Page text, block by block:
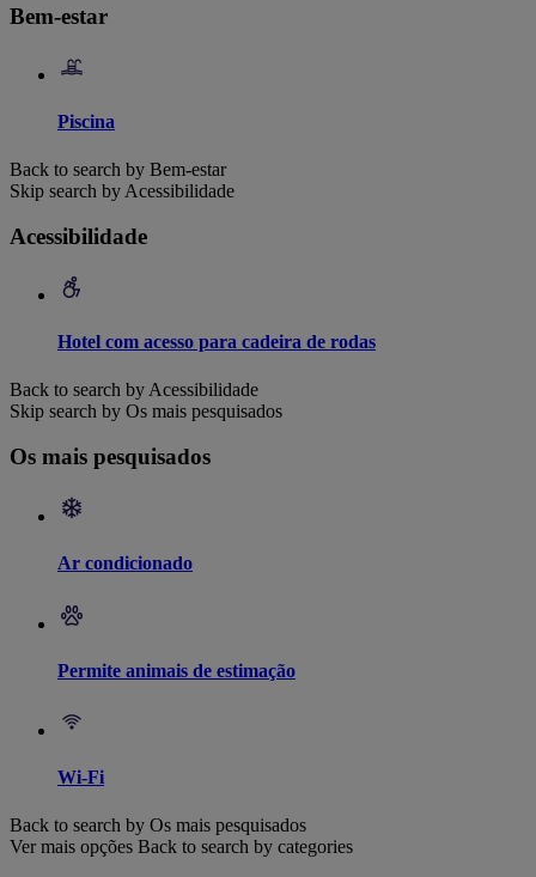
Bem-estar
Piscina
Back to search by Bem-estar
Skip search by Acessibilidade
Acessibilidade
Hotel com acesso para cadeira de rodas
Back to search by Acessibilidade
Skip search by Os mais pesquisados
Os mais pesquisados
Ar condicionado
Permite animais de estimação
Wi-Fi
Back to search by Os mais pesquisados
Ver mais opções Back to search by categories